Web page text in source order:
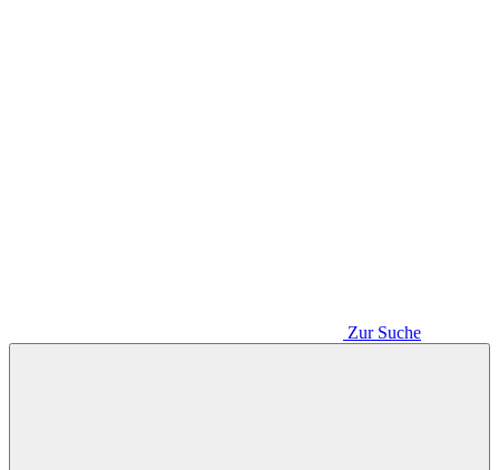
Zur Suche